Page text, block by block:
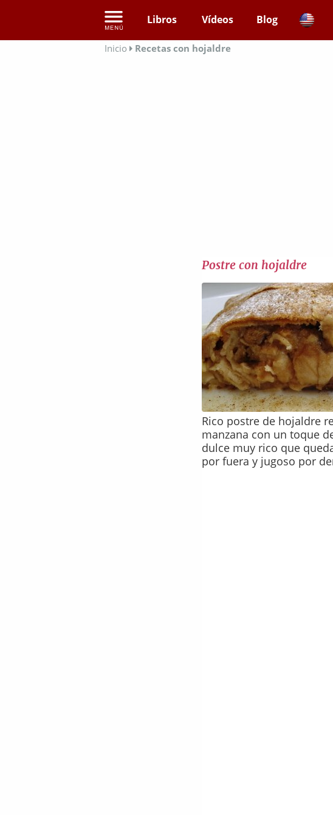
Libros Vídeos Blog
Inicio Recetas con hojaldre
Postre con hojaldre
Rico postre de hojaldre
manzana con un toque
dulce muy rico que
por fuera y jugoso por